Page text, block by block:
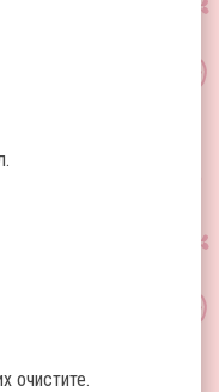
очистите.